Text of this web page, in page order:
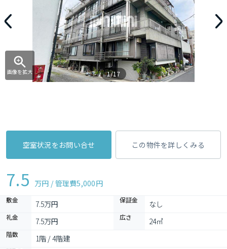
画像を拡大 1/17
空室状況をお問い合せ この物件を詳しくみる
7.5 万円 / 管理費5,000円
敷金 7.5万円 保証金 なし
礼金 7.5万円 広さ 24㎡
階数 1階 / 4階建